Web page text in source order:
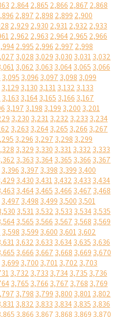
2,8642,865 2,866 2,867 2,868
2,897 2,898 2,899 2,900
2,929 2,930 2,9312,932 2,933
2,962 2,963 2,9642,965 2,966
2,995 2,996 2,997 2,998
3,028 3,029 3,030 3,0313,032
3,062 3,063 3,0643,065 3,066
3,095 3,096 3,097 3,098 3,099
3,129 3,130 3,1313,132 3,133
3,163 3,1643,165 3,166 3,167
3,197 3,198 3,199 3,200 3,201
3,230 3,2313,232 3,233 3,234
3,263 3,2643,265 3,266 3,267
3,296 3,297 3,298 3,299
3,329 3,330 3,3313,332 3,333
3,363 3,3643,365 3,366 3,367
3,396 3,397 3,398 3,399 3,400
3,430 3,4313,432 3,433 3,434
3,4643,465 3,466 3,467 3,468
3,497 3,498 3,499 3,500 3,501
3,5313,532 3,533 3,5343,535
3,565 3,566 3,567 3,568 3,569
3,598 3,599 3,600 3,6013,602
3,632 3,633 3,6343,635 3,636
3,666 3,667 3,668 3,669 3,670
3,699 3,700 3,7013,702 3,703
3,732 3,733 3,7343,735 3,736
3,765 3,766 3,767 3,768 3,769
3,798 3,799 3,800 3,8013,802
3,832 3,833 3,8343,835 3,836
3,866 3,867 3,868 3,869 3,870